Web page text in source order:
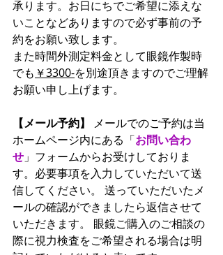
承ります。お日にちでご希望に添えな
いことなどありますので必ず事前の予
約をお願い致します。
また時間外測定料金として眼鏡作製時
でも ￥3300-を別途頂きますのでご理解
お願い申し上げます。
【メール予約】
メールでのご予約は当
ホームページ内にある「お問い合わ
せ 」フォームからお受けしておりま
す。必要事項を入力していただいて送
信してください。 送っていただいたメ
ールの確認ができましたら返信させて
いただきます。 眼鏡ご購入のご相談の
際に視力検査をご希望される場合は明